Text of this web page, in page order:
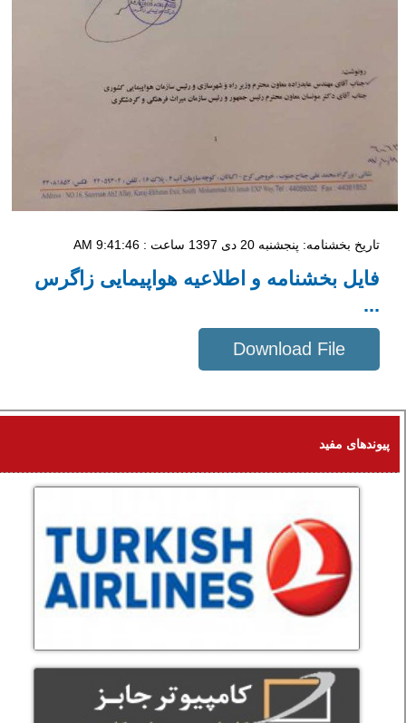
تاریخ بخشنامه: پنجشنبه 20 دی 1397 ساعت : 9:41:46 AM
فایل بخشنامه و اطلاعیه هواپیمایی زاگرس
...
Download File
پیوندهای مفید